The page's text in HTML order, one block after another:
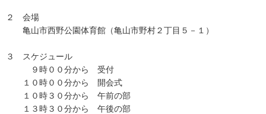
２ 会場
亀山市西野公園体育館（亀山市野村２丁目５－１）
３ スケジュール
９時００分から 受付
１０時００分から 開会式
１０時３０分から 午前の部
１３時３０分から 午後の部